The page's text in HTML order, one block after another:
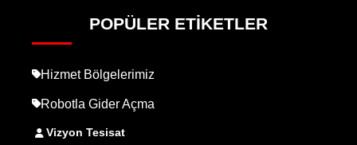
POPÜLER ETIKETLER
Hizmet Bölgelerimiz
Robotla Gider Açma
Vizyon Tesisat